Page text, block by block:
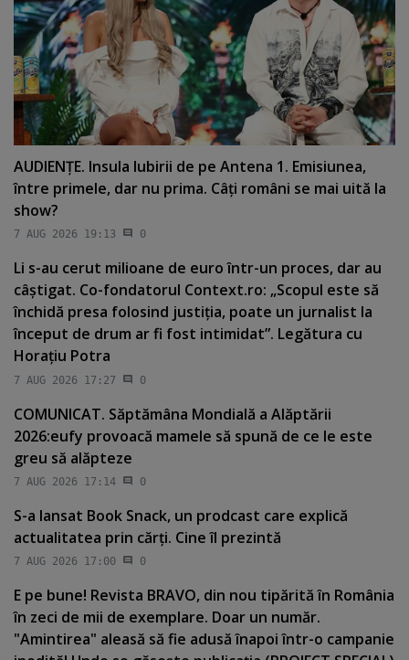
AUDIENŢE. Insula Iubirii de pe Antena 1. Emisiunea,
între primele, dar nu prima. Câţi români se mai uită la
show?
7 AUG 2026 19:13 0
Li s-au cerut milioane de euro într-un proces, dar au
câştigat. Co-fondatorul Context.ro: „Scopul este să
închidă presa folosind justiţia, poate un jurnalist la
început de drum ar fi fost intimidat”. Legătura cu
Horaţiu Potra
7 AUG 2026 17:27 0
COMUNICAT. Săptămâna Mondială a Alăptării
2026:eufy provoacă mamele să spună de ce le este
greu să alăpteze
7 AUG 2026 17:14 0
S-a lansat Book Snack, un prodcast care explică
actualitatea prin cărţi. Cine îl prezintă
7 AUG 2026 17:00 0
E pe bune! Revista BRAVO, din nou tipărită în România
în zeci de mii de exemplare. Doar un număr.
"Amintirea" aleasă să fie adusă înapoi într-o campanie